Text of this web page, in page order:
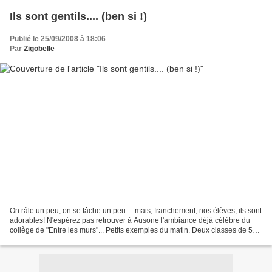
Ils sont gentils.... (ben si !)
Publié le 25/09/2008 à 18:06
Par Zigobelle
On râle un peu, on se fâche un peu.... mais, franchement, nos élèves, ils sont
adorables! N'espérez pas retrouver à Ausone l'ambiance déjà célèbre du
collège de "Entre les murs"... Petits exemples du matin. Deux classes de 5e